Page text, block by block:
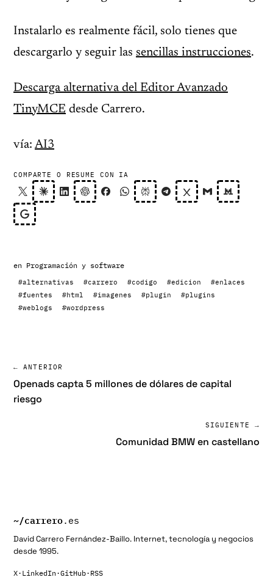
Instalarlo es realmente fácil, solo tienes que
descargarlo y seguir las sencillas instrucciones.
Descarga alternativa del Editor Avanzado
TinyMCE desde Carrero.
vía: AI3
COMPARTE O RESUME CON IA
en Programación y software
#alternativas #carrero #codigo #edicion
#enlaces
#fuentes
#html #imagenes #plugin
#plugins
#weblogs
#wordpress
← ANTERIOR
Openads capta 5 millones de dólares de capital
riesgo
SIGUIENTE →
Comunidad BMW en castellano
~/carrero.es
David Carrero Fernández-Baillo. Internet, tecnología y negocios
desde 1995.
X· LinkedIn·GitHub· RSS